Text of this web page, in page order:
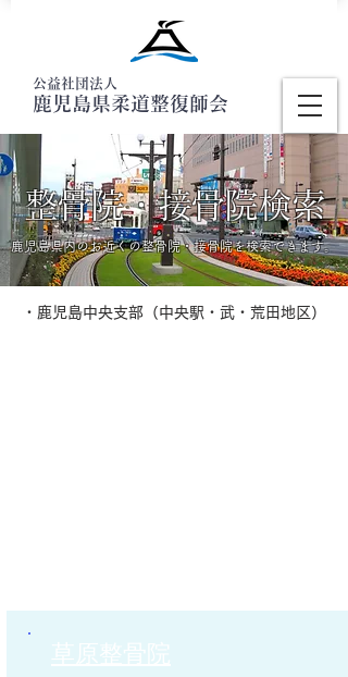
公益社団法人
鹿児島県柔道整復師会
整骨院・接骨院検索
鹿児島県内のお近くの整骨院・接骨院を検索できます。
・鹿児島中央支部（中央駅・武・荒田地区）
草原整骨院